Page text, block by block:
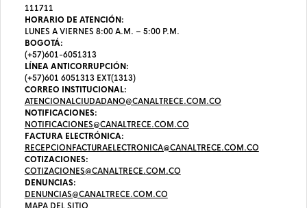
111711
HORARIO DE ATENCIÓN:
LUNES A VIERNES 8:00 A.M. – 5:00 P.M.
BOGOTÁ:
(+57)601-6051313
LÍNEA ANTICORRUPCIÓN:
(+57)601 6051313 EXT(1313)
CORREO INSTITUCIONAL:
ATENCIONALCIUDADANO@CANALTRECE.COM.CO
NOTIFICACIONES:
NOTIFICACIONES@CANALTRECE.COM.CO
FACTURA ELECTRÓNICA:
RECEPCIONFACTURAELECTRONICA@CANALTRECE.COM.CO
COTIZACIONES:
COTIZACIONES@CANALTRECE.COM.CO
DENUNCIAS:
DENUNCIAS@CANALTRECE.COM.CO